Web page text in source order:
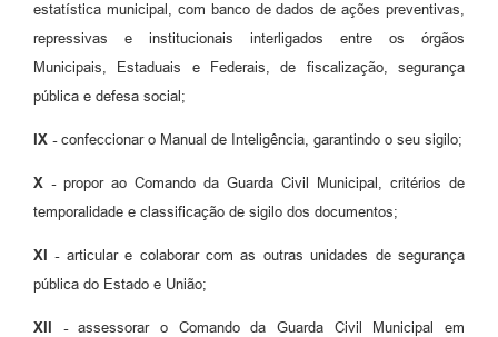
estatística municipal, com banco de dados de ações preventivas,
repressivas e institucionais interligados entre os órgãos
Municipais, Estaduais e Federais, de fiscalização, segurança
pública e defesa social;
IX - confeccionar o Manual de Inteligência, garantindo o seu sigilo;
X -propor ao Comando da Guarda Civil Municipal, critérios de
temporalidade e classificação de sigilo dos documentos;
XI -articular e colaborar com as outras unidades de segurança
pública do Estado e União;
XII -assessorar o Comando da Guarda Civil Municipal em